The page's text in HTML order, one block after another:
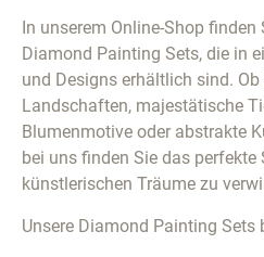
In unserem Online-Shop
Diamond Painting Sets, die in
und Designs erhältlich sind.
Landschaften, majestätische
Blumenmotive oder abstrakte
bei uns finden Sie das perfekte
künstlerischen Träume zu
Unsere Diamond Painting Sets